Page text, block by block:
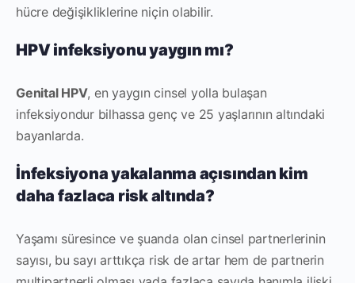
hücre değişikliklerine niçin olabilir.
HPV infeksiyonu yaygın mı?
Genital HPV, en yaygın cinsel yolla bulaşan
infeksiyondur bilhassa genç ve 25 yaşlarının altındaki
bayanlarda.
İnfeksiyona yakalanma açısından kim
daha fazlaca risk altında?
Yaşamı süresince ve şuanda olan cinsel partnerlerinin
sayısı, bu sayı arttıkça risk de artar hem de partnerin